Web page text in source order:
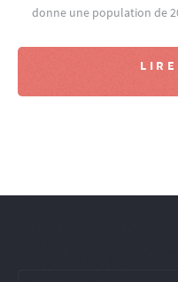
donne une population de